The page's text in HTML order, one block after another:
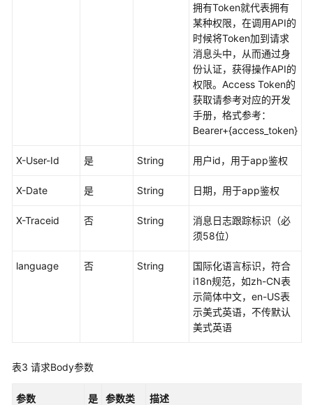
API
频
用
拥有Token就代表拥有
某种权限，在调用API的
时候将Token加到请求
消息头中，从而通过身
份认证，获得操作API的
权限。Access Token的
获取请参考对应的开发
手册，格式参考：
Bearer+{access_token}
X-User-Id 是 String 用户id，用于app鉴权
X-Date 是 String 日期，用于app鉴权
X-Traceid 否 String
消息日志跟踪标识（必
须58位）
language 否 String
国际化语言标识，符合
i18n规范，如zh-CN表
示简体中文，en-US表
示美式英语，不传默认
美式英语
表3 请求Body参数
参数
是
参数类
描述